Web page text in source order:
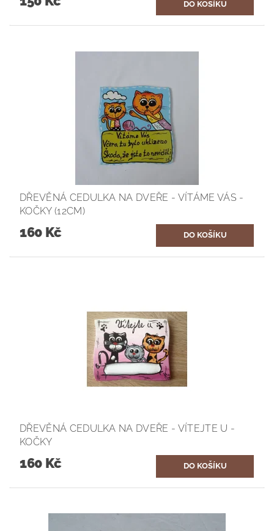
DŘEVĚNÁ CEDULKA NA DVEŘE - VÍTÁME VÁS -
KOČKY (12CM)
160 Kč
DŘEVĚNÁ CEDULKA NA DVEŘE - VÍTEJTE U -
KOČKY
160 Kč